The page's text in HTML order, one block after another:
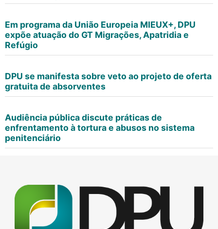
Em programa da União Europeia MIEUX+, DPU
expõe atuação do GT Migrações, Apatridia e
Refúgio
DPU se manifesta sobre veto ao projeto de oferta
gratuita de absorventes
Audiência pública discute práticas de
enfrentamento à tortura e abusos no sistema
penitenciário